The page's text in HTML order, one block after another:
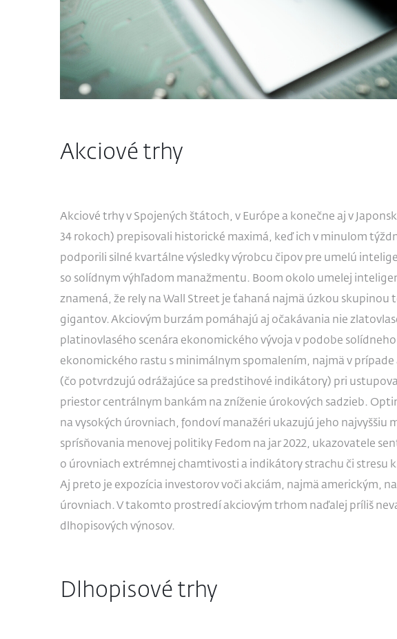
Akciové trhy
Akciové trhy v Spojených štátoch, v Európe a konečne aj v
34 rokoch) prepisovali historické maximá, keď ich v minulom
podporili silné kvartálne výsledky výrobcu čipov pre umelú
so solídnym výhľadom manažmentu. Boom okolo umelej
znamená, že rely na Wall Street je ťahaná najmä úzkou skupinou
gigantov. Akciovým burzám pomáhajú aj očakávania nie
platinovlasého scenára ekonomického vývoja v podobe
ekonomického rastu s minimálnym spomalením, najmä v
(čo potvrdzujú odrážajúce sa predstihové indikátory) pri
priestor centrálnym bankám na zníženie úrokových sadzieb.
na vysokých úrovniach, fondoví manažéri ukazujú jeho najvyššiu
sprísňovania menovej politiky Fedom na jar 2022, ukazovatele
o úrovniach extrémnej chamtivosti a indikátory strachu či stresu
Aj preto je expozícia investorov voči akciám, najmä americkým,
úrovniach. V takomto prostredí akciovým trhom naďalej príliš
dlhopisových výnosov.
Dlhopisové trhy